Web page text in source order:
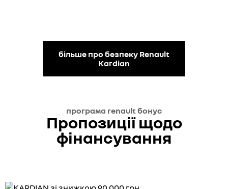
більше про безпеку Renault
Kardian
програма renault бонус
Пропозиції щодо
фінансування